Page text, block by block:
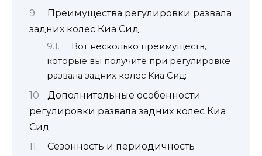
Преимущества регулировки развала
задних колес Киа Сид
Вот несколько преимуществ,
которые вы получите при регулировке
развала задних колес Киа Сид:
Дополнительные особенности
регулировки развала задних колес Киа
Сид
Сезонность и периодичность